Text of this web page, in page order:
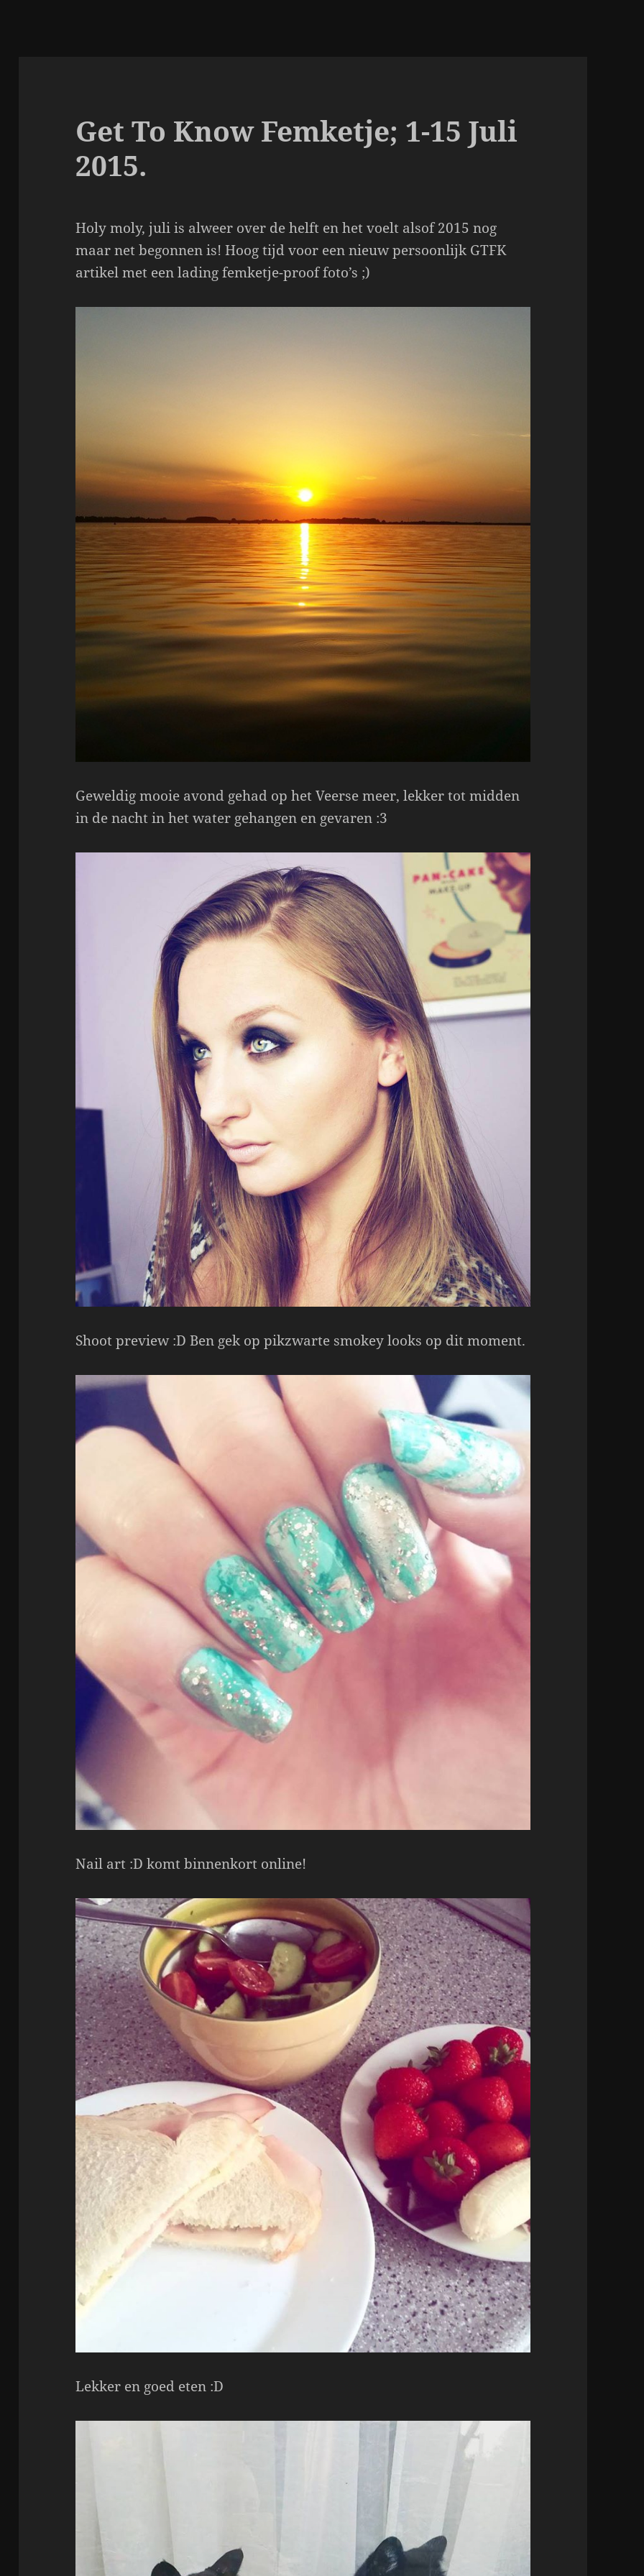
Get To Know Femketje; 1-15 Juli
2015.
Holy moly, juli is alweer over de helft en het voelt alsof 2015 nog
maar net begonnen is! Hoog tijd voor een nieuw persoonlijk GTFK
artikel met een lading femketje-proof foto’s ;)
Geweldig mooie avond gehad op het Veerse meer, lekker tot midden
in de nacht in het water gehangen en gevaren :3
Shoot preview :D Ben gek op pikzwarte smokey looks op dit moment.
Nail art :D komt binnenkort online!
Lekker en goed eten :D